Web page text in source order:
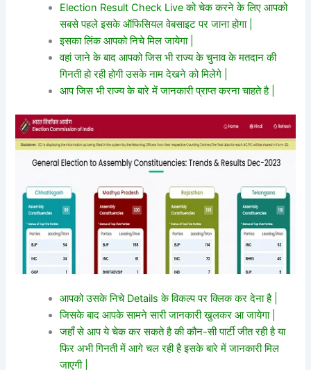
Election Result Check Live को चेक करने के लिए आपको
सबसे पहले इसके ऑफिसियल वेबसाइट पर जाना होगा |
इसका लिंक आपको निचे मिल जायेगा |
वहां जाने के बाद आपको जिस भी राज्य के चुनाव के मतदान की
गिनती हो रही होगी उसके नाम देखने को मिलेगे |
आप जिस भी राज्य के बारे में जानकारी प्राप्त करना चाहते है |
आपको उसके निचे Details के विकल्प पर क्लिक कर देना है |
जिसके बाद आपके सामने सारी जानकारी खुलकर आ जायेगा |
जहाँ से आप ये चेक कर सकते है की कौन-सी पार्टी जीत रही है या
फिर अभी गिनती में आगे चल रही है इसके बारे में जानकारी मिल
जाएगी |